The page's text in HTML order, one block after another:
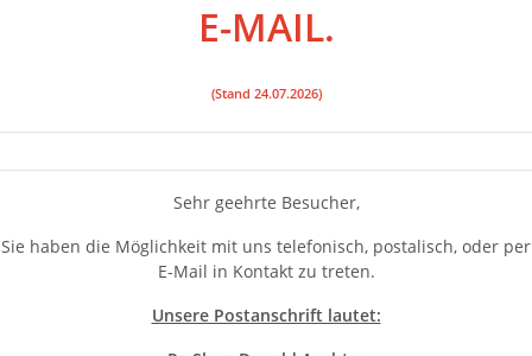
E-MAIL.
(Stand 24.07.2026)
Sehr geehrte Besucher,
Sie haben die Möglichkeit mit uns telefonisch, postalisch, oder per
E-Mail in Kontakt zu treten.
Unsere Postanschrift lautet: